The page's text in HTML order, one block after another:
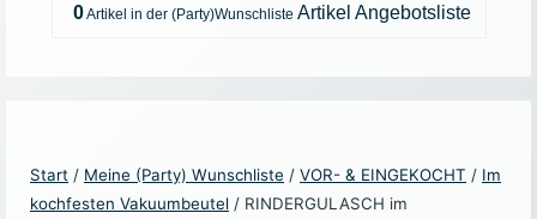
0 Artikel Angebotsliste
Start / Meine (Party) Wunschliste / VOR- & EINGEKOCHT / Im
kochfesten Vakuumbeutel / RINDERGULASCH im